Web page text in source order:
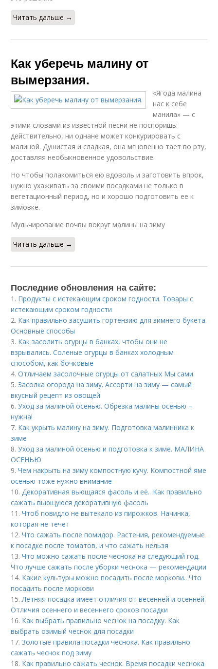
Читать дальше →
Как уберечь малину от
вымерзания.
«Ягода малина
нас к себе
манила» — с
этими словами из известной песни не поспоришь:
действительно, ни однане может конкурировать с
малиной. Душистая и сладкая, она мгновенно тает во рту,
доставляя необыкновенное удовольствие.
Но чтобы полакомиться ею вдоволь и заготовить впрок,
нужно ухаживать за своими посадками не только в
вегетационный период, но и хорошо подготовить ее к
зимовке.
Мульчирование почвы вокруг малины на зиму
Читать дальше →
Последние обновления на сайте:
1. Продукты с истекающим сроком годности. Товары с
истекающим сроком годности
2. Как правильно засушить гортензию для зимнего букета.
Основные способы
3. Как засолить огурцы в банках, чтобы они не
взрывались. Соленые огурцы в банках холодным
способом, как бочковые
4.Отличаем засолочные огурцы от салатных Мы сами.
5.Засолка огорода на зиму. Ассорти на зиму — самый
вкусный рецепт из овощей
6.Уход за малиной осенью. Обрезка малины осенью –
нужна!
7. Как укрыть малину на зиму. Подготовка малинника к
зиме
8.Уход за малиной осенью и подготовка к зиме. МАЛИНА
ОСЕНЬЮ
9.Чем накрыть на зиму компостную кучу. Компостной яме
осенью тоже нужно внимание
10.Декоративная вьющаяся фасоль и её.. Как правильно
сажать вьющуюся декоративную фасоль
11.Чтоб повидло не вытекало из пирожков. Начинка,
которая не течет
12.Что сажать после помидор. Растения, рекомендуемые
к посадке после томатов, и что сажать нельзя
13.Что можно сажать после чеснока на следующий год.
Что лучше сажать после уборки чеснока — рекомендации
14. Какие культуры можно посадить после моркови.. Что
посадить после моркови
15.Летняя посадка имеет отличия от весенней и осенней.
Отличия осеннего и весеннего сроков посадки
16. Как выбрать правильно чеснок на посадку. Как
выбрать озимый чеснок для посадки
17.Золотые правила посадки чеснока. Как правильно
сажать чеснок под зиму
18. Как правильно сажать чеснок. Время посадки чеснока